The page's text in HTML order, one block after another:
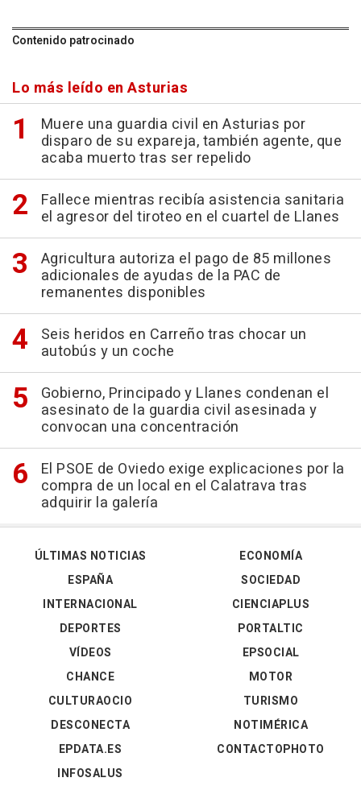
Contenido patrocinado
Lo más leído en Asturias
Muere una guardia civil en Asturias por
disparo de su expareja, también agente, que
acaba muerto tras ser repelido
Fallece mientras recibía asistencia sanitaria
el agresor del tiroteo en el cuartel de Llanes
Agricultura autoriza el pago de 85 millones
adicionales de ayudas de la PAC de
remanentes disponibles
Seis heridos en Carreño tras chocar un
autobús y un coche
Gobierno, Principado y Llanes condenan el
asesinato de la guardia civil asesinada y
convocan una concentración
El PSOE de Oviedo exige explicaciones por la
compra de un local en el Calatrava tras
adquirir la galería
ÚLTIMAS NOTICIAS
ESPAÑA
INTERNACIONAL
DEPORTES
VÍDEOS
ECONOMÍA
SOCIEDAD
CIENCIAPLUS
PORTALTIC
EPSOCIAL
CHANCE
CULTURAOCIO
DESCONECTA
EPDATA.ES
INFOSALUS
MOTOR
TURISMO
NOTIMÉRICA
CONTACTOPHOTO